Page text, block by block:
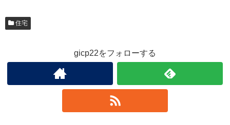
住宅
gicp22をフォローする